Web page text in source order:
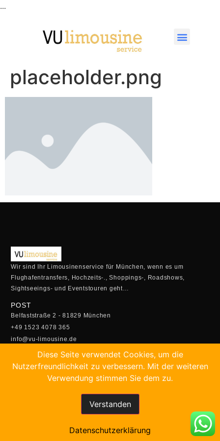
...
placeholder.png
Wir sind Ihr Limousinenservice für München, wenn es um
Flughafentransfers, Hochzeits-., Shoppings-, Roadshows,
Sightseeings- und Eventstouren geht…
POST
Belfaststraße 2 - 81829 München
+49 1523 4078 365
info@vu-limousine.de
Montag - Freitag:
05:00 Uhr - 23:00 Uhr
Samstag- Sonntag:
Buchen Sie Ihren Transfer online!
Diese Seite verwendet Cookies, um die
Nutzerfreundlichkeit zu verbessern. Mit der weiteren
Verwendung stimmen Sie dem zu.
Verstanden
Datenschutzerklärung